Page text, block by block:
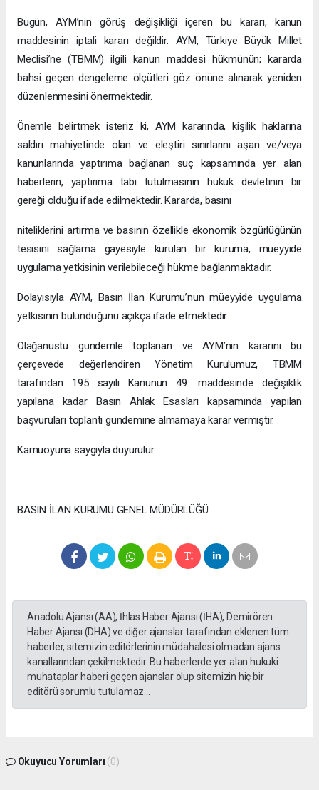
Bugün, AYM’nin görüş değişikliği içeren bu kararı, kanun
maddesinin iptali kararı değildir. AYM, Türkiye Büyük Millet
Meclisi’ne (TBMM) ilgili kanun maddesi hükmünün; kararda
bahsi geçen dengeleme ölçütleri göz önüne alınarak yeniden
düzenlenmesini önermektedir.
Önemle belirtmek isteriz ki, AYM kararında, kişilik haklarına
saldırı mahiyetinde olan ve eleştiri sınırlarını aşan ve/veya
kanunlarında yaptırıma bağlanan suç kapsamında yer alan
haberlerin, yaptırıma tabi tutulmasının hukuk devletinin bir
gereği olduğu ifade edilmektedir. Kararda, basını
niteliklerini artırma ve basının özellikle ekonomik özgürlüğünün
tesisini sağlama gayesiyle kurulan bir kuruma, müeyyide
uygulama yetkisinin verilebileceği hükme bağlanmaktadır.
Dolayısıyla AYM, Basın İlan Kurumu’nun müeyyide uygulama
yetkisinin bulunduğunu açıkça ifade etmektedir.
Olağanüstü gündemle toplanan ve AYM’nin kararını bu
çerçevede değerlendiren Yönetim Kurulumuz, TBMM
tarafından 195 sayılı Kanunun 49. maddesinde değişiklik
yapılana kadar Basın Ahlak Esasları kapsamında yapılan
başvuruları toplantı gündemine almamaya karar vermiştir.
Kamuoyuna saygıyla duyurulur.
BASIN İLAN KURUMU GENEL MÜDÜRLÜĞÜ
Anadolu Ajansı (AA), İhlas Haber Ajansı (İHA), Demirören
Haber Ajansı (DHA) ve diğer ajanslar tarafından eklenen tüm
haberler, sitemizin editörlerinin müdahalesi olmadan ajans
kanallarından çekilmektedir. Bu haberlerde yer alan hukuki
muhataplar haberi geçen ajanslar olup sitemizin hiç bir
editörü sorumlu tutulamaz...
Okuyucu Yorumları (0)